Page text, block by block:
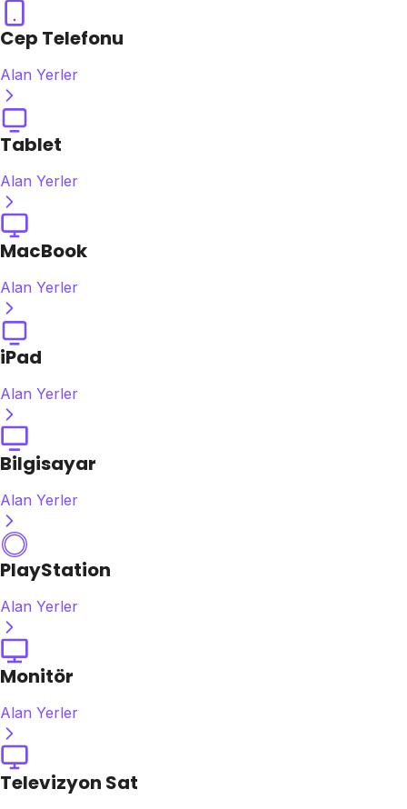
Cep Telefonu
Alan Yerler
Tablet
Alan Yerler
MacBook
Alan Yerler
iPad
Alan Yerler
Bilgisayar
Alan Yerler
PlayStation
Alan Yerler
Monitör
Alan Yerler
Televizyon Sat